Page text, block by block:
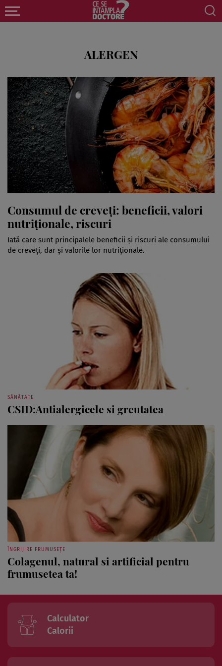
ALERGEN
Consumul de creveți: beneficii, valori
nutriționale, riscuri
Iată care sunt principalele beneficii și riscuri ale consumului
de creveți, dar și valorile lor nutriționale.
SĂNĂTATE
CSID:Antialergicele si greutatea
ÎNGRIJIRE FRUMUSEȚE
Colagenul, natural si artificial pentru
frumusetea ta!
Calculator
Calorii